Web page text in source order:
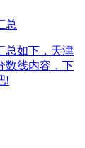
总
总如下，天津
数线内容，下
!